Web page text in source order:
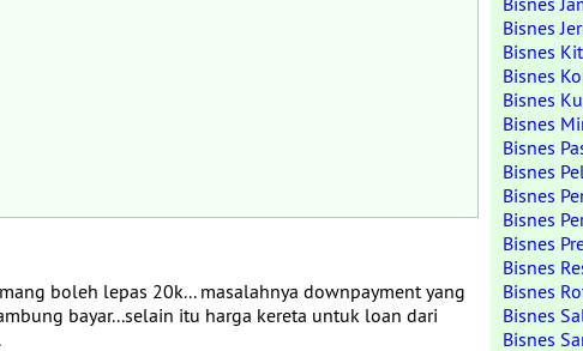
boleh lepas 20k... masalahnya downpayment yang
bayar...selain itu harga kereta untuk loan dari
Bisnes
Bisnes
Bisnes
Bisnes
Bisnes
Bisnes
Bisnes
Bisnes
Bisnes
Bisnes
Bisnes
Bisnes
Bisnes
Bisnes